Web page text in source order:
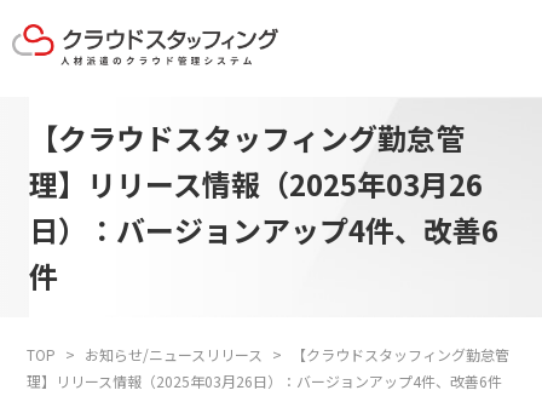
【クラウドスタッフィング勤怠管
理】リリース情報（2025年03月26
日）：バージョンアップ4件、改善6
件
TOP お知らせ/ニュースリリース
【クラウドスタッフィング勤怠管
理】リリース情報（2025年03月26日）：バージョンアップ4件、改善6件